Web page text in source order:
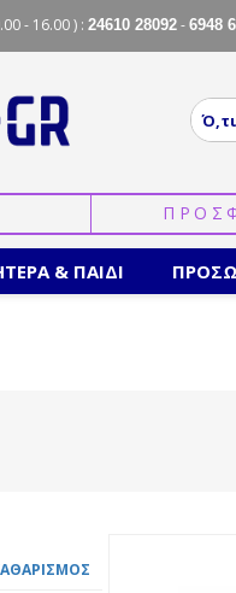
- 16.00 ) : 24610 28092 - 6948
& ΠΑΙΔΙ